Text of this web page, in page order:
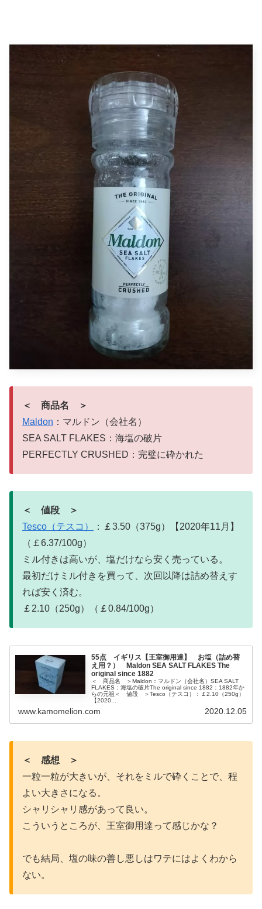
＜ 商品名 ＞
Maldon ：マルドン（会社名）
SEA SALT FLAKES：海塩の破片
PERFECTLY CRUSHED：完璧に砕かれた
＜ 値段 ＞
Tesco（テスコ）
：￡3.50（375g）【2020年11月】
（￡6.37/100g）
ミル付きは高いが、塩だけなら安く売っている。
最初だけミル付きを買って、次回以降は詰め替えす
れば安く済む。
￡2.10（250g）（￡0.84/100g）
55点 イギリス【王室御用達】 お塩（詰め替
え用？） Maldon SEA SALT FLAKES The
original since 1882
＜ 商品名 ＞Maldon：マルドン（会社名）SEA SALT
FLAKES：海塩の破片The original since 1882：1882年か
らの元祖＜ 値段 ＞Tesco（テスコ）：￡2.10（250g）
【2020...
www.kamomelion.com 2020.12.05
＜ 感想 ＞
一粒一粒が大きいが、それをミルで砕くことで、程
よい大きさになる。
シャリシャリ感があって良い。
こういうところが、王室御用達って感じかな？
でも結局、塩の味の善し悪しはワテにはよくわから
ない。